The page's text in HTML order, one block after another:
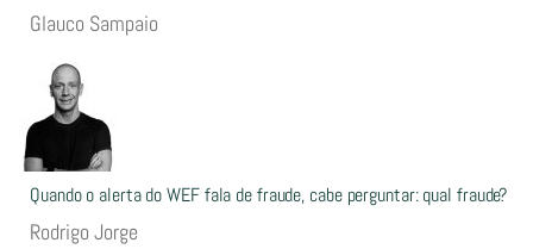
Glauco Sampaio
Quando o alerta do WEF fala de fraude, cabe perguntar: qual fraude?
Rodrigo Jorge